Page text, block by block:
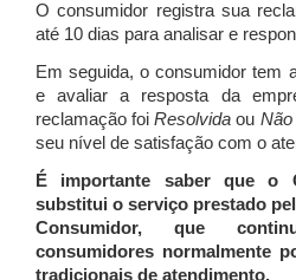
O consumidor registra sua
até 10 dias para analisar e
Em seguida, o consumidor tem
e avaliar a resposta da
reclamação foiResolvida ou Não
seu nível de satisfação com o
É importante saber que o
substitui o serviço prestado
Consumidor, que
consumidores normalmente
tradicionais de atendimento.